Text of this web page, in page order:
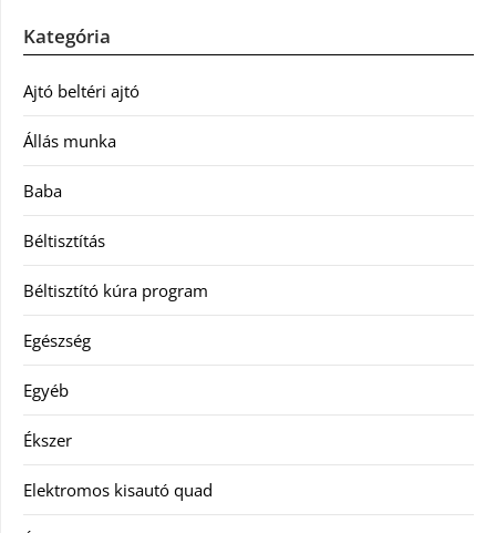
Kategória
Ajtó beltéri ajtó
Állás munka
Baba
Béltisztítás
Béltisztító kúra program
Egészség
Egyéb
Ékszer
Elektromos kisautó quad